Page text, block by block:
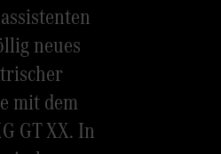
neues
mit dem
GT XX. In